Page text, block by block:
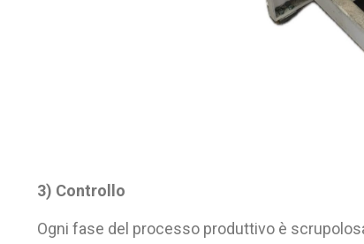
3) Controllo
Ogni fase del processo produttivo è